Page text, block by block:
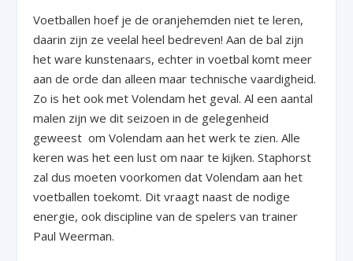
Voetballen hoef je de oranjehemden niet te leren,
daarin zijn ze veelal heel bedreven! Aan de bal zijn
het ware kunstenaars, echter in voetbal komt meer
aan de orde dan alleen maar technische vaardigheid.
Zo is het ook met Volendam het geval. Al een aantal
malen zijn we dit seizoen in de gelegenheid
geweest om Volendam aan het werk te zien. Alle
keren was het een lust om naar te kijken. Staphorst
zal dus moeten voorkomen dat Volendam aan het
voetballen toekomt. Dit vraagt naast de nodige
energie, ook discipline van de spelers van trainer
Paul Weerman.